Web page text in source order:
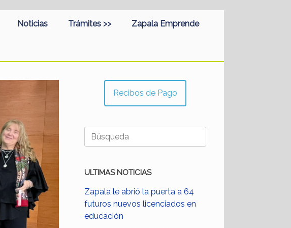
Noticias Trámites >> Zapala Emprende
Recibos de Pago
Buscar:
ULTIMAS NOTICIAS
Zapala le abrió la puerta a 64
futuros nuevos licenciados en
educación